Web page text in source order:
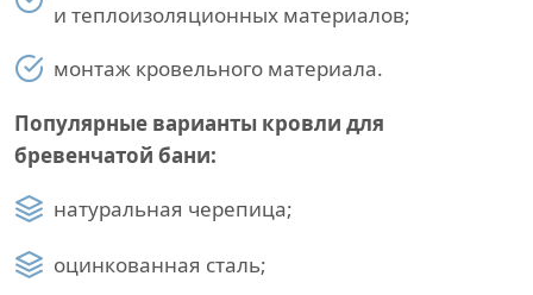
и теплоизоляционных материалов;
монтаж кровельного материала.
Популярные варианты кровли для
бревенчатой бани:
натуральная черепица;
оцинкованная сталь;